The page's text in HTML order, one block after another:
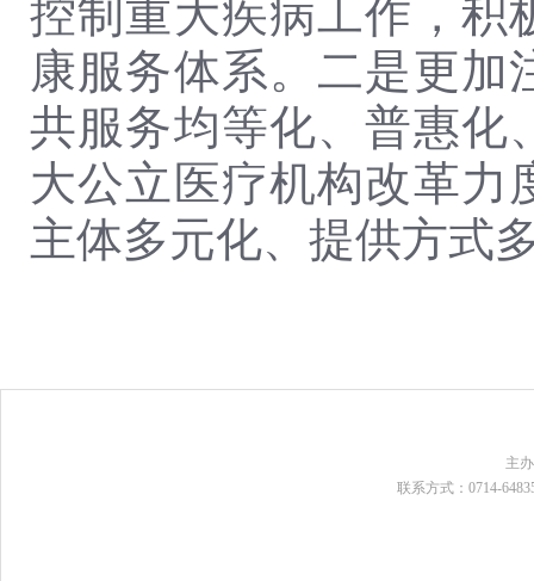
控制重大疾病工作，积
康服务体系。二是更加
共服务均等化、普惠化
大公立医疗机构改革力
主体多元化、提供方式
主
联系方式：0714-